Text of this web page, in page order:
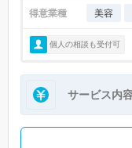
得意業種 美容
個人の相談も受付可
サービス内